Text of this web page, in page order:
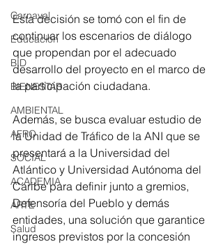
Carnaval
Educación
BID
BIENESTAR
AMBIENTAL
AFRO
SOCIAL
ACADEMIA
ARTE
Salud
Esta decisión se tomó con el fin de
continuar los escenarios de diálogo
que propendan por el adecuado
desarrollo del proyecto en el marco de
la participación ciudadana.
Además, se busca evaluar estudio de
la Unidad de Tráfico de la ANI que se
presentará a la Universidad del
Atlántico y Universidad Autónoma del
Caribe para definir junto a gremios,
Defensoría del Pueblo y demás
entidades, una solución que garantice
ingresos previstos por la concesión